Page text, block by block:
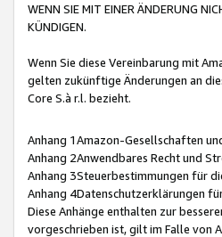
WENN SIE MIT EINER ÄNDERUNG
KÜNDIGEN.
Wenn Sie diese Vereinbarung mit
gelten zukünftige Änderungen an
Core S.à r.l. bezieht.
Anhang 1Amazon-Gesellschaften
Anhang 2Anwendbares Recht und
Anhang 3Steuerbestimmungen für
Anhang 4Datenschutzerklärungen
Diese Anhänge enthalten zur
vorgeschrieben ist, gilt im Falle von